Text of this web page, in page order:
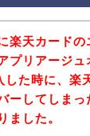
楽天カードの
プリアージュ
した時に、楽
ーしてしまっ
ました。